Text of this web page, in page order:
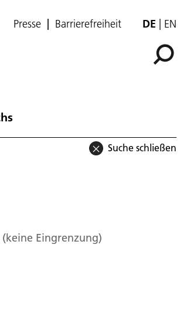
Presse Barrierefreiheit DE EN
Suche schließen
Eingrenzung)